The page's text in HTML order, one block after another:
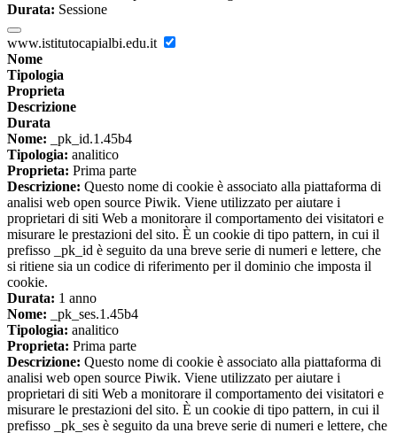
Durata: Sessione
www.istitutocapialbi.edu.it
Nome
Tipologia
Proprieta
Descrizione
Durata
Nome: _pk_id.1.45b4
Tipologia: analitico
Proprieta: Prima parte
Descrizione: Questo nome di cookie è associato alla piattaforma di
analisi web open source Piwik. Viene utilizzato per aiutare i
proprietari di siti Web a monitorare il comportamento dei visitatori e
misurare le prestazioni del sito. È un cookie di tipo pattern, in cui il
prefisso _pk_id è seguito da una breve serie di numeri e lettere, che
si ritiene sia un codice di riferimento per il dominio che imposta il
cookie.
Durata: 1 anno
Nome: _pk_ses.1.45b4
Tipologia: analitico
Proprieta: Prima parte
Descrizione: Questo nome di cookie è associato alla piattaforma di
analisi web open source Piwik. Viene utilizzato per aiutare i
proprietari di siti Web a monitorare il comportamento dei visitatori e
misurare le prestazioni del sito. È un cookie di tipo pattern, in cui il
prefisso _pk_ses è seguito da una breve serie di numeri e lettere, che